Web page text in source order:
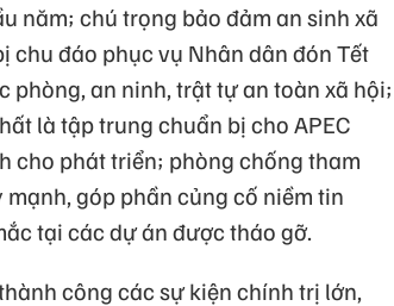
năm; chú trọng bảo đảm an sinh xã
chu đáo phục vụ Nhân dân đón Tết
an ninh, trật tự an toàn xã hội;
là tập trung chuẩn bị cho APEC
cho phát triển; phòng chống tham
góp phần củng cố niềm tin
tại các dự án được tháo gỡ.
công các sự kiện chính trị lớn,